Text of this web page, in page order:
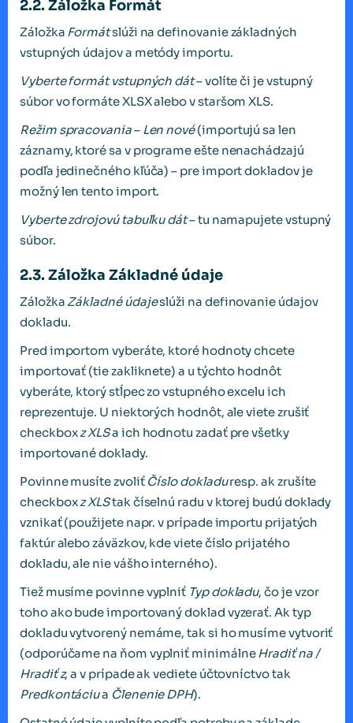
2.2. Záložka Formát
Záložka Formátslúži na definovanie základných
vstupných údajov a metódy importu.
Vyberte formát vstupných dát– volíte či je vstupný
súbor vo formáte XLSX alebo v staršom XLS.
Režim spracovania– Len nové(importujú sa len
záznamy, ktoré sa v programe ešte nenachádzajú
podľa jedinečného kľúča) – pre import dokladov je
možný len tento import.
Vyberte zdrojovú tabuľku dát– tu namapujete vstupný
súbor.
2.3. Záložka Základné údaje
Záložka Základné údajeslúži na definovanie údajov
dokladu.
Pred importom vyberáte, ktoré hodnoty chcete
importovať (tie zakliknete) a u týchto hodnôt
vyberáte, ktorý stĺpec zo vstupného excelu ich
reprezentuje. U niektorých hodnôt, ale viete zrušiť
checkboxz XLSa ich hodnotu zadať pre všetky
importované doklady.
Povinne musíte zvoliť Číslo dokladuresp. ak zrušíte
checkboxz XLStak číselnú radu v ktorej budú doklady
vznikať (použijete napr. v prípade importu prijatých
faktúr alebo záväzkov, kde viete číslo prijatého
dokladu, ale nie vášho interného).
Tiež musíme povinne vyplniť Typ dokladu, čo je vzor
toho ako bude importovaný doklad vyzerať. Ak typ
dokladu vytvorený nemáme, tak si ho musíme vytvoriť
(odporúčame na ňom vyplniť minimálne Hradiť na /
Hradiť z, a v prípade ak vediete účtovníctvo tak
Predkontáciua Členenie DPH).